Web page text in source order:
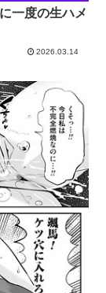
一度の生ハメ
2026.03.14